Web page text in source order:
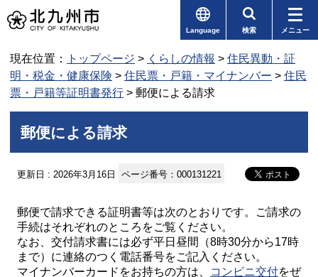
Language 検索 メニュー
現在位置： トップページ > くらしの情報 > 住民異動・証
明・税金・健康保険 > 住民票・戸籍・マイナンバー > 住民
票・戸籍等証明書発行 > 郵便による請求
郵便による請求
更新日 : 2026年3月16日 ページ番号：000131221
郵便で請求できる証明書等は次のとおりです。ご請求の
手続はそれぞれのところをご覧ください。
なお、交付請求書には必ず平日昼間（8時30分から17時
まで）に連絡のつく電話番号をご記入ください。
マイナンバーカードをお持ちの方は、
コンビニ交付をぜ